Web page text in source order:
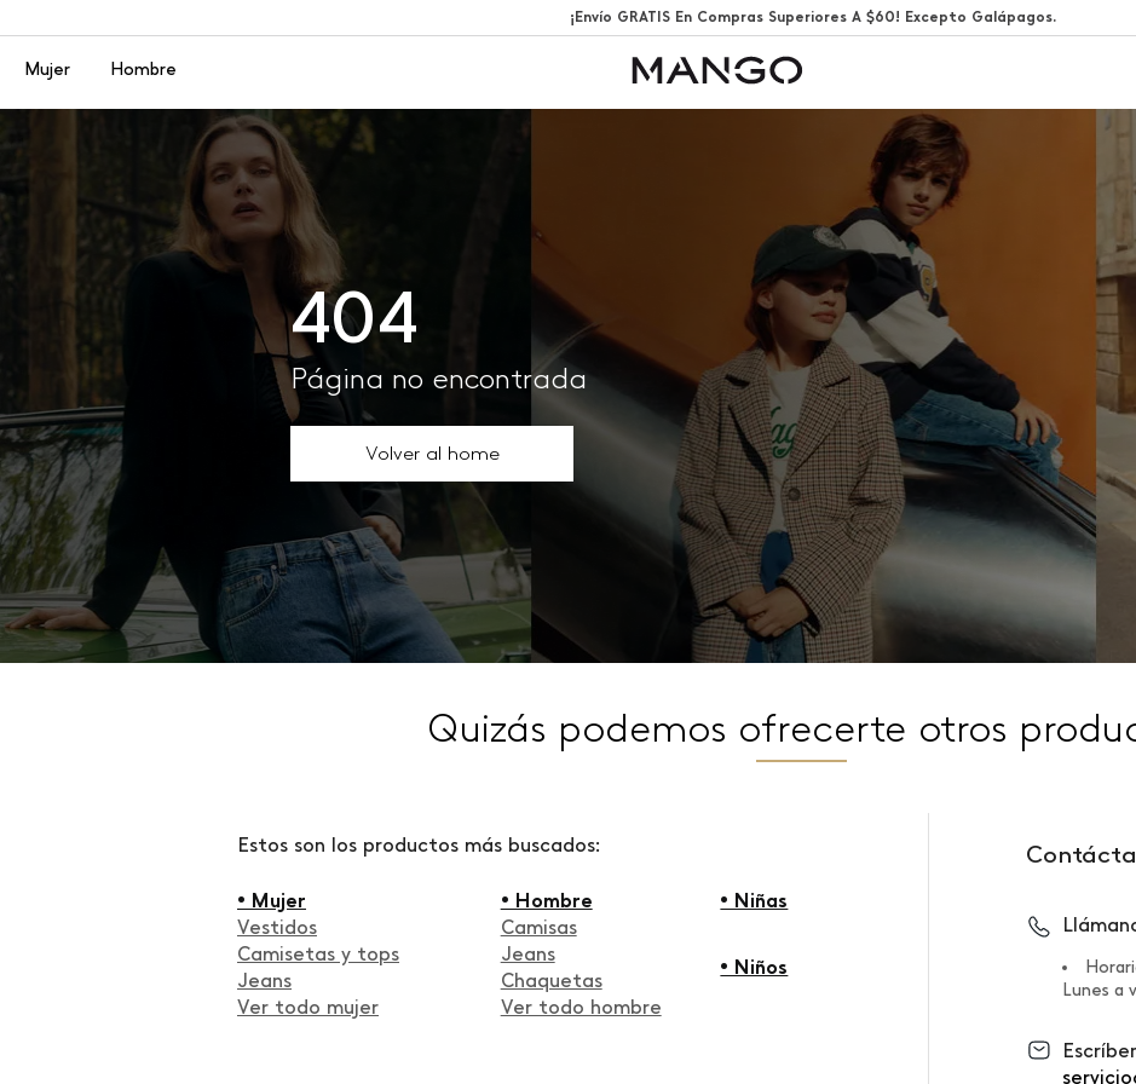
¡Envío GRATIS En Compras Superiores A $60! Excepto Galápagos.
Menú
Mujer Hombre
404
Página no encontrada
Volver al home
Quizás podemos ofrecerte otros
Estos son los productos más buscados:
• Mujer
Vestidos
Camisetas y tops
Jeans
Ver todo mujer
• Hombre
Camisas
Jeans
Chaquetas
Ver todo hombre
• Niñas
• Niños
Lunes a